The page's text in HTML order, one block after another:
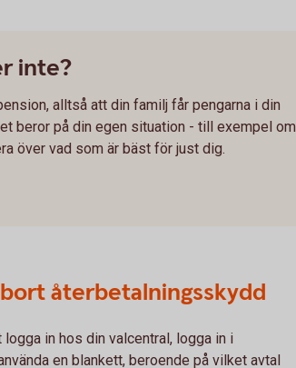
inte?
alltså att din familj får pengarna i din
beror på din egen situation - till exempel om
över vad som är bäst för just dig.
återbetalningsskydd
in hos din valcentral, logga in i
en blankett, beroende på vilket avtal